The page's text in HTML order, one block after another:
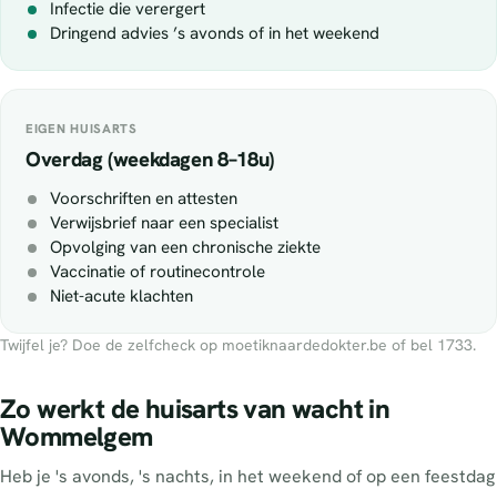
Infectie die verergert
Dringend advies ’s avonds of in het weekend
EIGEN HUISARTS
Overdag (weekdagen 8–18u)
Voorschriften en attesten
Verwijsbrief naar een specialist
Opvolging van een chronische ziekte
Vaccinatie of routinecontrole
Niet-acute klachten
Twijfel je? Doe de zelfcheck op moetiknaardedokter.be of bel 1733.
Zo werkt de huisarts van wacht in
Wommelgem
Heb je 's avonds, 's nachts, in het weekend of op een feestdag